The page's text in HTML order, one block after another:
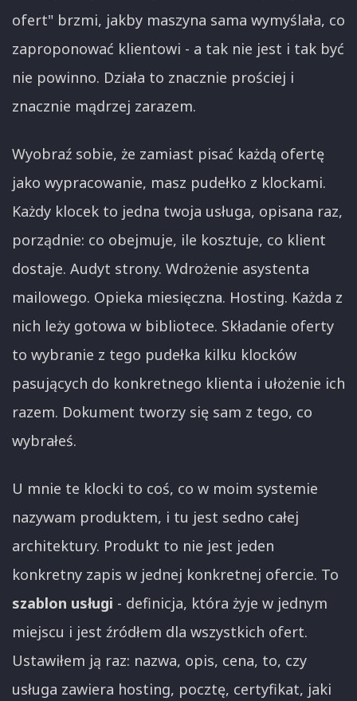
ofert" brzmi, jakby maszyna sama wymyślała, co
zaproponować klientowi - a tak nie jest i tak być
nie powinno. Działa to znacznie prościej i
znacznie mądrzej zarazem.
Wyobraź sobie, że zamiast pisać każdą ofertę
jako wypracowanie, masz pudełko z klockami.
Każdy klocek to jedna twoja usługa, opisana raz,
porządnie: co obejmuje, ile kosztuje, co klient
dostaje. Audyt strony. Wdrożenie asystenta
mailowego. Opieka miesięczna. Hosting. Każda z
nich leży gotowa w bibliotece. Składanie oferty
to wybranie z tego pudełka kilku klocków
pasujących do konkretnego klienta i ułożenie ich
razem. Dokument tworzy się sam z tego, co
wybrałeś.
U mnie te klocki to coś, co w moim systemie
nazywam produktem, i tu jest sedno całej
architektury. Produkt to nie jest jeden
konkretny zapis w jednej konkretnej ofercie. To
szablon usługi - definicja, która żyje w jednym
miejscu i jest źródłem dla wszystkich ofert.
Ustawiłem ją raz: nazwa, opis, cena, to, czy
usługa zawiera hosting, pocztę, certyfikat, jaki